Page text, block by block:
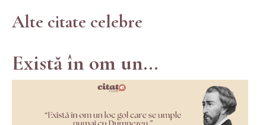
Alte citate celebre
Există în om un...